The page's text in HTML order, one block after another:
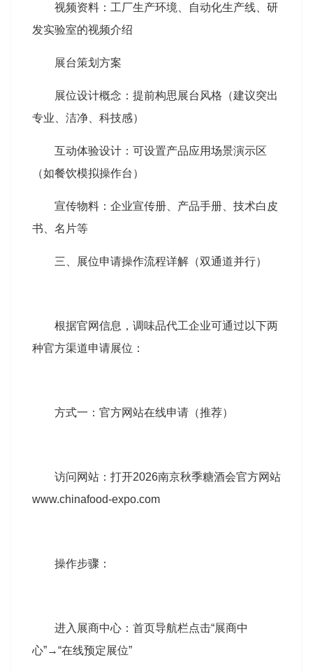
视频资料：工厂生产环境、自动化生产线、研
发实验室的视频介绍
展台策划方案
展位设计概念：提前构思展台风格（建议突出
专业、洁净、科技感）
互动体验设计：可设置产品应用场景演示区
（如餐饮模拟操作台）
宣传物料：企业宣传册、产品手册、技术白皮
书、名片等
三、展位申请操作流程详解（双通道并行）
根据官网信息，调味品代工企业可通过以下两
种官方渠道申请展位：
方式一：官方网站在线申请（推荐）
访问网站：打开2026南京秋季糖酒会官方网站
www.chinafood-expo.com
操作步骤：
进入展商中心：首页导航栏点击“展商中
心”→“在线预定展位”